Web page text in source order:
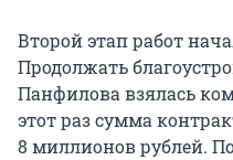
Второй этап работ
Продолжать
Панфилова взялась
этот раз сумма
8 миллионов рублей.